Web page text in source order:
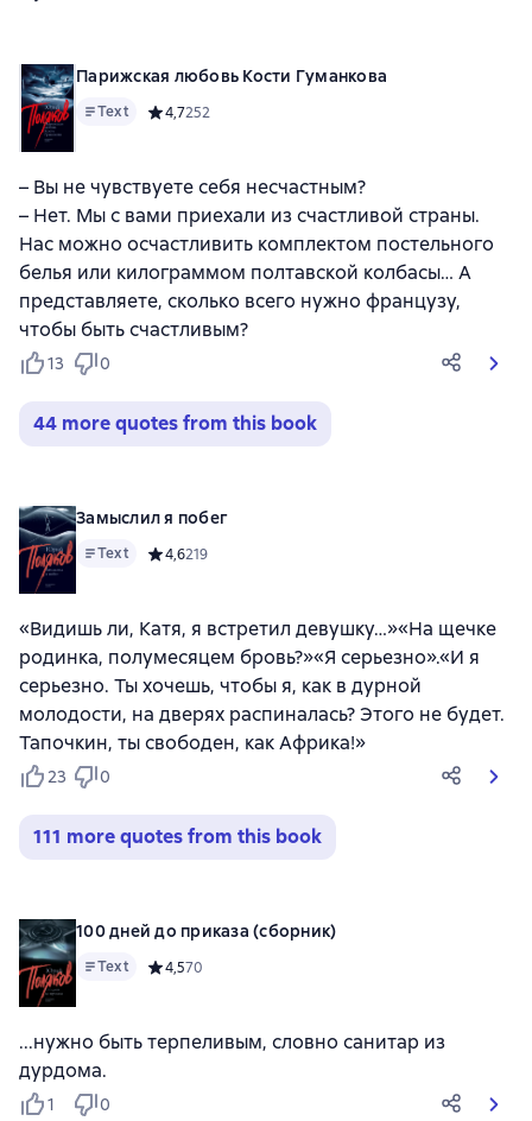
Парижская любовь Кости Гуманкова
Text Средний рейтинг 4,7 на основе 252 оценок
4,7252
– Вы не чувствуете себя несчастным?
– Нет. Мы с вами приехали из счастливой страны.
Нас можно осчастливить комплектом постельного
белья или килограммом полтавской колбасы… А
представляете, сколько всего нужно французу,
чтобы быть счастливым?
13 0
44 more quotes from this book
Замыслил я побег
Text Средний рейтинг 4,6 на основе 219 оценок
4,6219
«Видишь ли, Катя, я встретил девушку…»«На щечке
родинка, полумесяцем бровь?»«Я серьезно».«И я
серьезно. Ты хочешь, чтобы я, как в дурной
молодости, на дверях распиналась? Этого не будет.
Тапочкин, ты свободен, как Африка!»
23 0
111 more quotes from this book
100 дней до приказа (сборник)
Text Средний рейтинг 4,5 на основе 70 оценок
4,570
...нужно быть терпеливым, словно санитар из
дурдома.
1 0